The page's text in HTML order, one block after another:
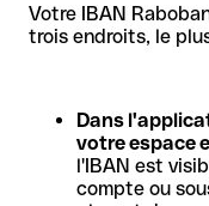
Votre IBAN
trois endroits, le
Dans
votre espace
l'IBAN est
compte ou